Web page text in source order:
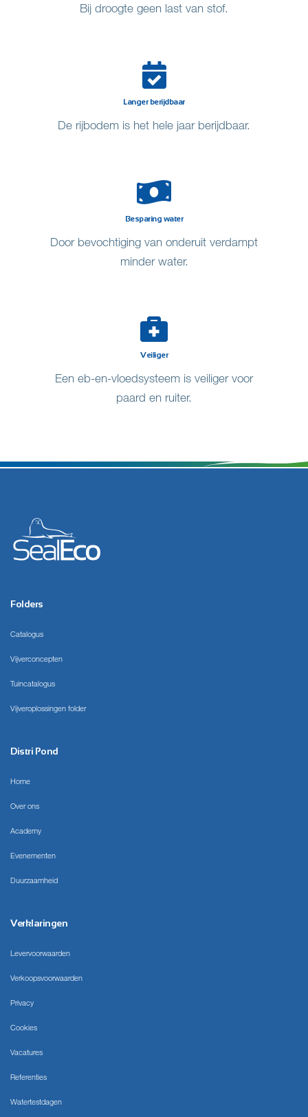
Bij droogte geen last van stof.
Langer berijdbaar
De rijbodem is het hele jaar berijdbaar.
Besparing water
Door bevochtiging van onderuit verdampt
minder water.
Veiliger
Een eb-en-vloedsysteem is veiliger voor
paard en ruiter.
Folders
Catalogus
Vijverconcepten
Tuincatalogus
Vijveroplossingen folder
Distri Pond
Home
Over ons
Academy
Evenementen
Duurzaamheid
Verklaringen
Levervoorwaarden
Verkoopsvoorwaarden
Privacy
Cookies
Vacatures
Referenties
Watertestdagen